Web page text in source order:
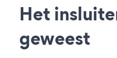
Het
geweest